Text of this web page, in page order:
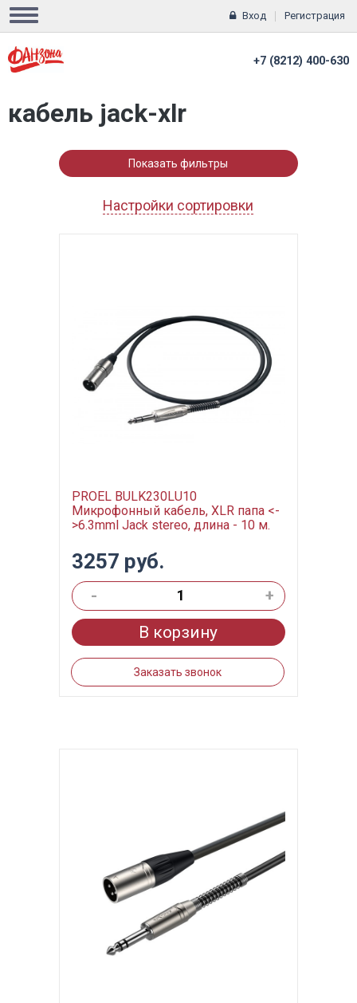
Вход Регистрация
+7 (8212) 400-630
кабель jack-xlr
Показать фильтры
Настройки сортировки
PROEL BULK230LU10
Микрофонный кабель, XLR папа <-
>6.3mml Jack stereo, длина - 10 м.
3257 руб.
-
+
В корзину
Заказать звонок